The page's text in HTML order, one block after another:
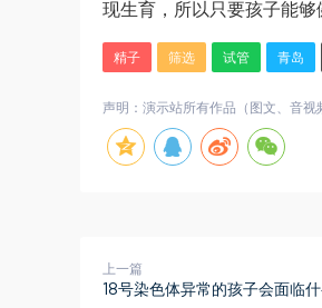
现生育，所以只要孩子能够
精子 筛选 试管 青岛
声明：演示站所有作品（图文、音
上一篇
18号染色体异常的孩子会面临